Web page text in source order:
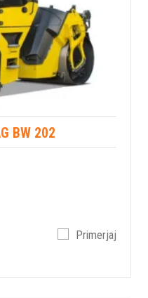
BW 202
Primerjaj